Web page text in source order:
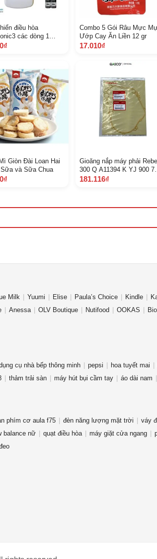
điều hòa
các dòng 1
chiều Inverter Hàng
Combo 5 Gói Râu Mực
Ướp Cay Ăn Liền 12 gr
17.010₫
Giòn Đài Loan Hai
và Sữa Chua
Gioăng nắp máy phải Rebel
300 Q A11394 K YJ 900 7
5 G
181.116₫
Milk Yuumi Elise Paula’s Choice Kindle
Anessa OLV Boutique Nutifood OOKAS
cụ nhà bếp thông minh pepsi hoa tuyết mai
thảm trải sàn máy hút bụi cầm tay áo dài nam
phím cơ aula f75 đèn năng lượng mặt trời váy
balance nữ quạt điều hòa máy giặt cửa ngang